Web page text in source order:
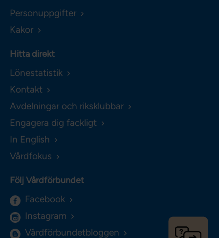
Personuppgifter
Kakor
Hitta direkt
Lönestatistik
Kontakt
Avdelningar och riksklubbar
Engagera dig fackligt
In English
Vårdfokus
Följ Vårdförbundet
Facebook
Instagram
Vårdförbundetbloggen